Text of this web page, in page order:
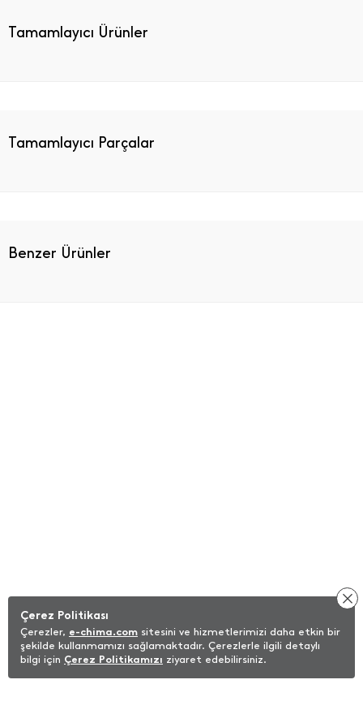
Tamamlayıcı Ürünler
Benzer Ürünler
Tamamlayıcı Parçalar
Çerez Politikası
Çerezler, e-chima.com sitesini ve hizmetlerimizi daha etkin bir
şekilde kullanmamızı sağlamaktadır. Çerezlerle ilgili detaylı
bilgi için Çerez Politikamızı ziyaret edebilirsiniz.